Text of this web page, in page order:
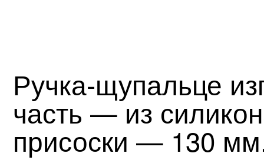
Ручка-щупальце
часть — из
присоски — 130